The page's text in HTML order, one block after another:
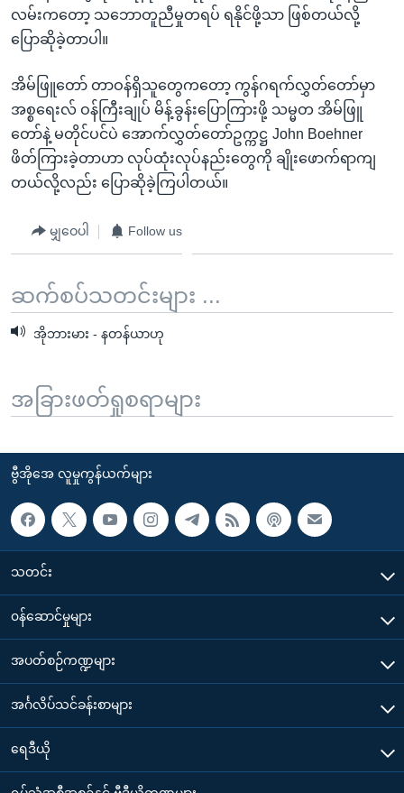
လမ်းကတော့ သဘောတူညီမှုတရပ် ရနိုင်ဖို့သာ ဖြစ်တယ်လို့
ပြောဆိုခဲ့တာပါ။
အိမ်ဖြူတော် တာဝန်ရှိသူတွေကတော့ ကွန်ဂရက်လွှတ်တော်မှာ
အစ္စရေးလ် ဝန်ကြီးချုပ် မိန့်ခွန်းပြောကြားဖို့ သမ္မတ အိမ်ဖြူ
တော်နဲ့ မတိုင်ပင်ပဲ အောက်လွှတ်တော်ဥက္ကဋ္ဌ John Boehner
ဖိတ်ကြားခဲ့တာဟာ လုပ်ထုံးလုပ်နည်းတွေကို ချိုးဖောက်ရာကျ
တယ်လို့လည်း ပြောဆိုခဲ့ကြပါတယ်။
မျှဝေပါ Follow us
ဆက်စပ်သတင်းများ ...
အိုဘားမား - နတန်ယာဟု
အခြားဖတ်ရှုစရာများ
ဗွီအိုအေ လူမှုကွန်ယက်များ
သတင်း
၀န်ဆောင်မှုများ
အပတ်စဉ်ကဏ္ဍများ
အင်္ဂလိပ်သင်ခန်းစာများ
ရေဒီယို